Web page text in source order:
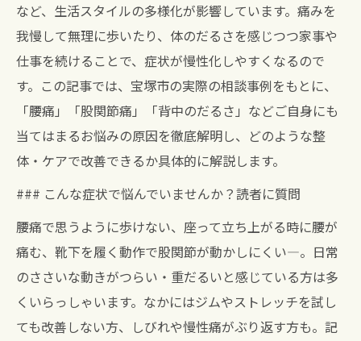
など、生活スタイルの多様化が影響しています。痛みを
我慢して無理に歩いたり、体のだるさを感じつつ家事や
仕事を続けることで、症状が慢性化しやすくなるので
す。この記事では、宝塚市の実際の相談事例をもとに、
「腰痛」「股関節痛」「背中のだるさ」などご自身にも
当てはまるお悩みの原因を徹底解明し、どのような整
体・ケアで改善できるか具体的に解説します。
### こんな症状で悩んでいませんか？読者に質問
腰痛で思うように歩けない、座って立ち上がる時に腰が
痛む、靴下を履く動作で股関節が動かしにくい―。日常
のささいな動きがつらい・重だるいと感じている方は多
くいらっしゃいます。なかにはジムやストレッチを試し
ても改善しない方、しびれや慢性痛がぶり返す方も。記